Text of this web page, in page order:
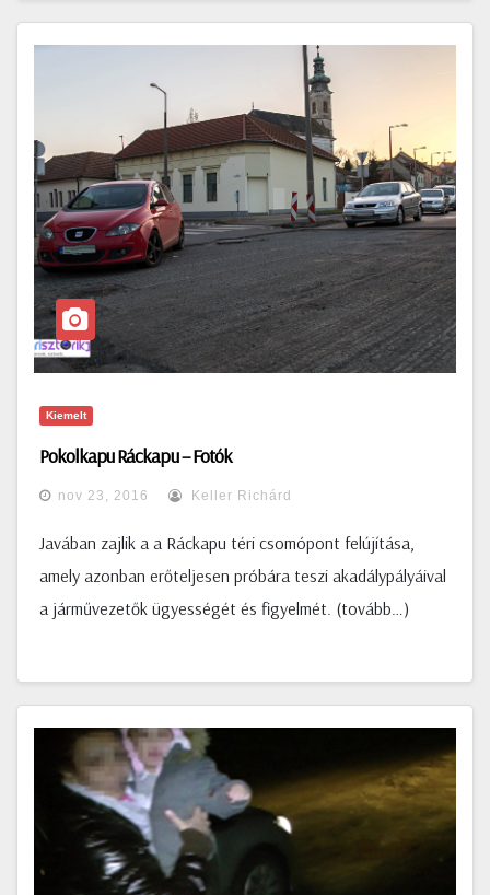
Kiemelt
Pokolkapu Ráckapu – Fotók
nov 23, 2016 Keller Richárd
Javában zajlik a a Ráckapu téri csomópont felújítása,
amely azonban erőteljesen próbára teszi akadálypályáival
a járművezetők ügyességét és figyelmét. (tovább…)